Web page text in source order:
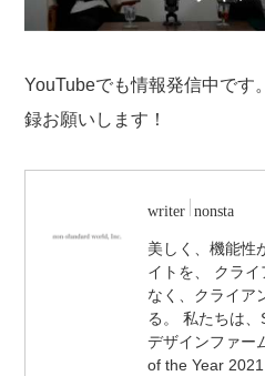
YouTubeでも情報発信中です。
録お願いします！
writer nonsta
美しく、機能性
イトを、 クラ
なく、クライア
る。 私たちは
デザインファー
of the Year 2021